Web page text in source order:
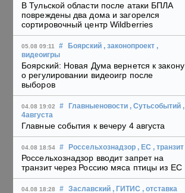
В Тульской области после атаки БПЛА
повреждены два дома и загорелся
сортировочный центр Wildberries
05.08 09:11 # Боярский , законопроект ,
видеоигры
Боярский: Новая Дума вернется к закону
о регулировании видеоигр после
выборов
04.08 19:02 # Главныеновости , Сутьсобытий ,
4августа
Главные события к вечеру 4 августа
04.08 18:54 # Россельхознадзор , ЕС , транзит
Россельхознадзор вводит запрет на
транзит через Россию мяса птицы из ЕС
04.08 18:28 # Заславский , ГИТИС , отставка